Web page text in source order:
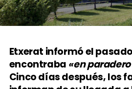
Etxerat informó el
encontraba «en
Cinco días después, los